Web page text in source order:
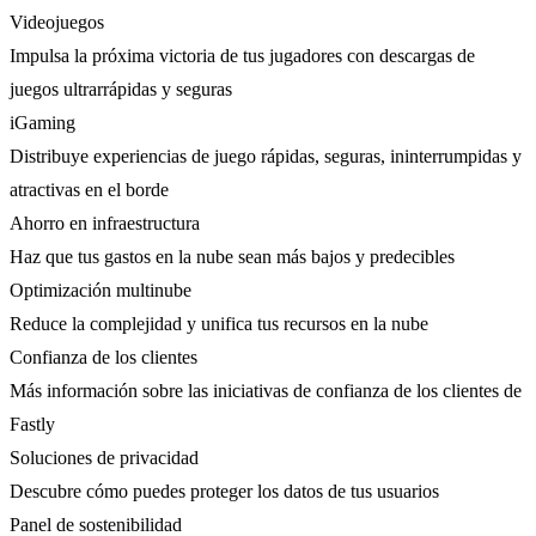
Videojuegos
Impulsa la próxima victoria de tus jugadores con descargas de
juegos ultrarrápidas y seguras
iGaming
Distribuye experiencias de juego rápidas, seguras, ininterrumpidas y
atractivas en el borde
Ahorro en infraestructura
Haz que tus gastos en la nube sean más bajos y predecibles
Optimización multinube
Reduce la complejidad y unifica tus recursos en la nube
Confianza de los clientes
Más información sobre las iniciativas de confianza de los clientes de
Fastly
Soluciones de privacidad
Descubre cómo puedes proteger los datos de tus usuarios
Panel de sostenibilidad